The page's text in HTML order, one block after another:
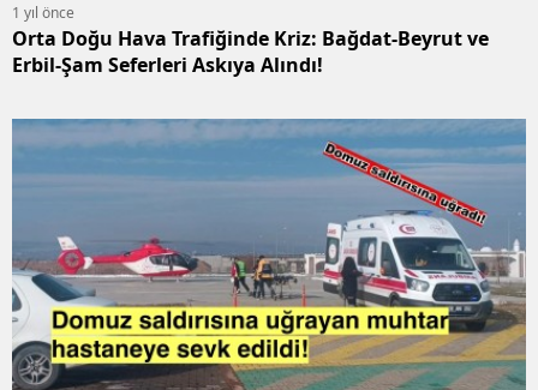
1 yıl önce
Orta Doğu Hava Trafiğinde Kriz: Bağdat-Beyrut ve
Erbil-Şam Seferleri Askıya Alındı!